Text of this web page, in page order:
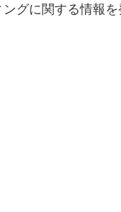
グに関する情報を